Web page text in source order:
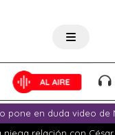
pone en duda video de